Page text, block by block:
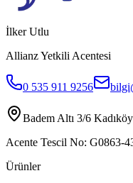
İlker Utlu
Allianz Yetkili Acentesi
0 535 911 9256
Badem Altı 3/6
Acente Tescil No: G0863-
Ürünler